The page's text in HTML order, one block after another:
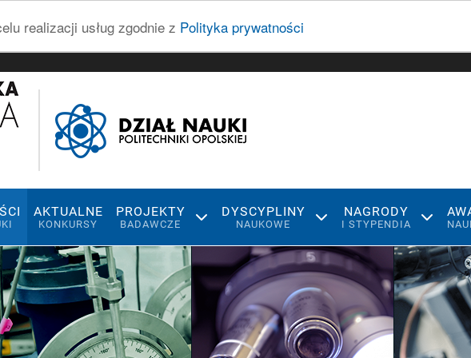
realizacji usług zgodnie z Polityka prywatności
AKTUALNE
KONKURSY
PROJEKTY
BADAWCZE
DYSCYPLINY
NAUKOWE
NAGRODY
I STYPENDIA